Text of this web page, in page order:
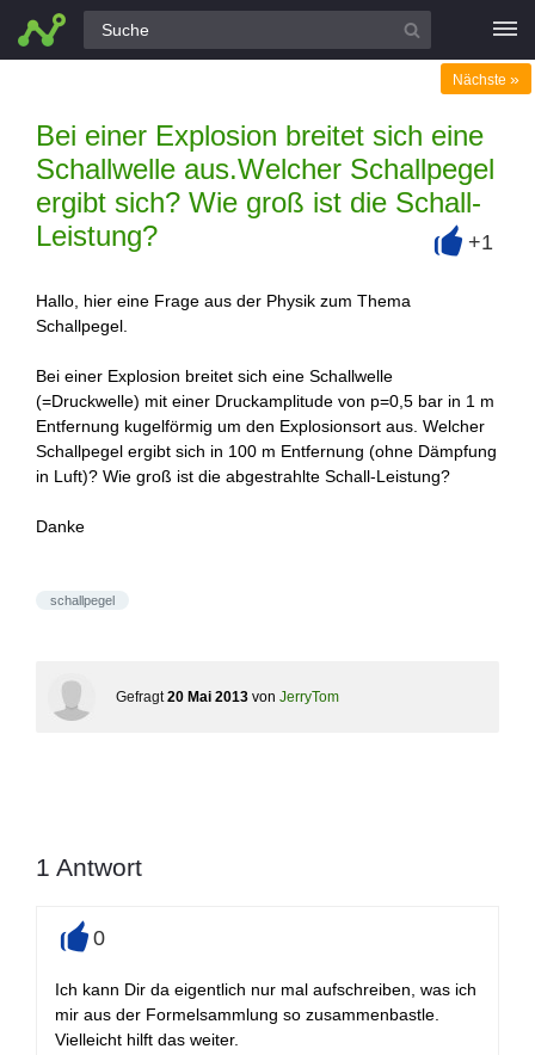
Alle Fragen
Bei einer Explosion breitet sich eine
Schallwelle aus.Welcher Schallpegel
ergibt sich? Wie groß ist die Schall-
Leistung?
Nächste »
+1
Hallo, hier eine Frage aus der Physik zum Thema
Schallpegel.
Bei einer Explosion breitet sich eine Schallwelle
(=Druckwelle) mit einer Druckamplitude von p=0,5 bar in 1 m
Entfernung kugelförmig um den Explosionsort aus. Welcher
Schallpegel ergibt sich in 100 m Entfernung (ohne Dämpfung
in Luft)? Wie groß ist die abgestrahlte Schall-Leistung?
Danke
schallpegel
Gefragt 20 Mai 2013 von JerryTom
1 Antwort
0
Ich kann Dir da eigentlich nur mal aufschreiben, was ich
mir aus der Formelsammlung so zusammenbastle.
Vielleicht hilft das weiter.